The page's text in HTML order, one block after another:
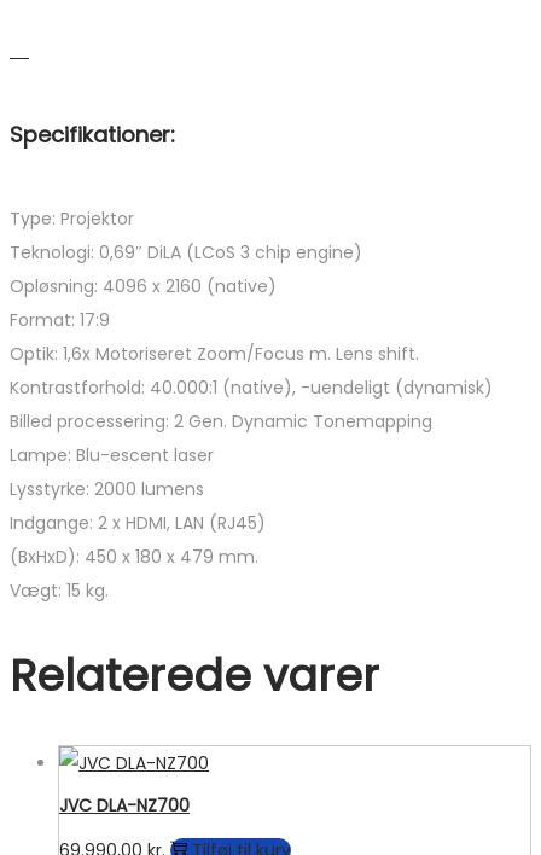
Specifikationer:
Type: Projektor
Teknologi: 0,69″ DiLA (LCoS 3 chip engine)
Opløsning: 4096 x 2160 (native)
Format: 17:9
Optik: 1,6x Motoriseret Zoom/Focus m. Lens shift.
Kontrastforhold: 40.000:1 (native), -uendeligt (dynamisk)
Billed processering: 2 Gen. Dynamic Tonemapping
Lampe: Blu-escent laser
Lysstyrke: 2000 lumens
Indgange: 2 x HDMI, LAN (RJ45)
(BxHxD): 450 x 180 x 479 mm.
Vægt: 15 kg.
Relaterede varer
JVC DLA-NZ700